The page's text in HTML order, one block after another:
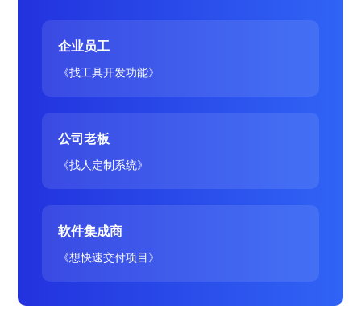
企业员工
《找工具开发功能》
公司老板
《找人定制系统》
软件集成商
《想快速交付项目》